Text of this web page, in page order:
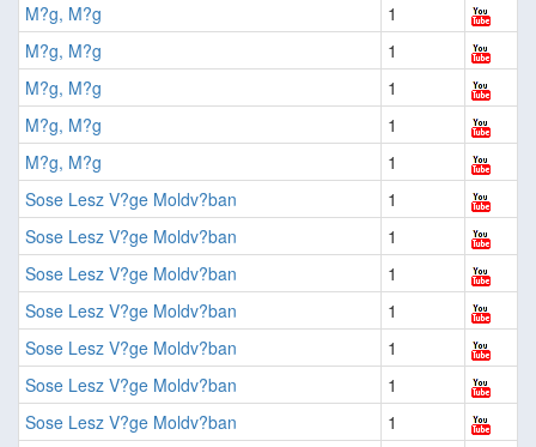
M?g, M?g
1
M?g, M?g
1
M?g, M?g
1
M?g, M?g
1
M?g, M?g
1
Sose Lesz V?ge Moldv?ban
1
Sose Lesz V?ge Moldv?ban
1
Sose Lesz V?ge Moldv?ban
1
Sose Lesz V?ge Moldv?ban
1
Sose Lesz V?ge Moldv?ban
1
Sose Lesz V?ge Moldv?ban
1
Sose Lesz V?ge Moldv?ban
1